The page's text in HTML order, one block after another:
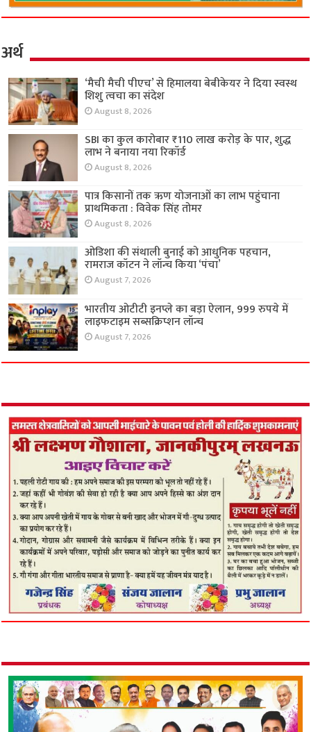
अर्थ
‘मैची मैची पीएच’ से हिमालया बेबीकेयर ने दिया स्वस्थ
शिशु त्वचा का संदेश
August 8, 2026
SBI का कुल कारोबार ₹110 लाख करोड़ के पार, शुद्ध
लाभ ने बनाया नया रिकॉर्ड
August 8, 2026
पात्र किसानों तक ऋण योजनाओं का लाभ पहुंचाना
प्राथमिकता : विवेक सिंह तोमर
August 8, 2026
ओडिशा की संथाली बुनाई को आधुनिक पहचान,
रामराज कॉटन ने लॉन्च किया ‘पंचा’
August 7, 2026
भारतीय ओटीटी इनप्ले का बड़ा ऐलान, 999 रुपये में
लाइफटाइम सब्सक्रिप्शन लॉन्च
August 7, 2026